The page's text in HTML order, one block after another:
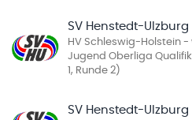
SV Henstedt-Ulzburg
HV Schleswig-Holstein
Jugend Oberliga
1, Runde 2)
SV Henstedt-Ulzburg